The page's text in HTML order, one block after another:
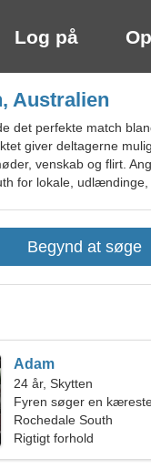
Log på
Australien
det perfekte match
giver deltagerne
venskab og flirt.
for lokale, udlændinge,
Adam
24 år, Skytten
Fyren søger en
Rochedale South
Rigtigt forhold